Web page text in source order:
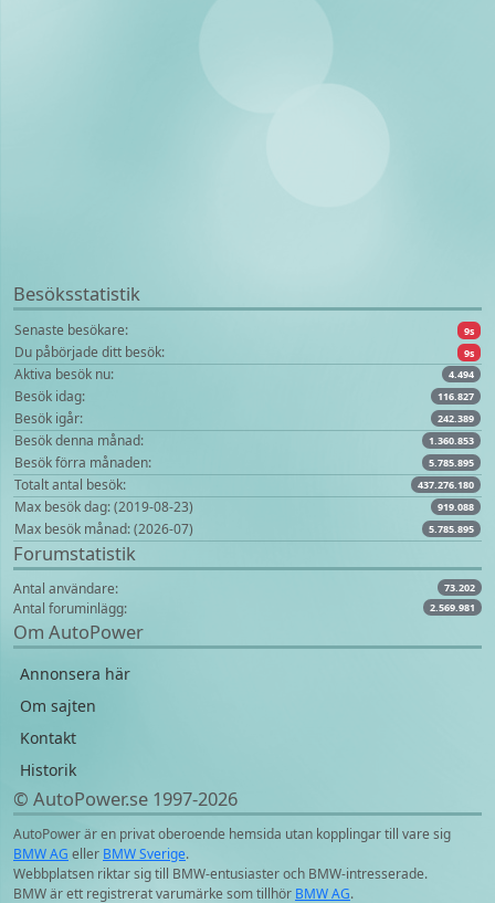
Besöksstatistik
Senaste besökare: 9s
Du påbörjade ditt besök: 9s
Aktiva besök nu: 4.494
Besök idag: 116.827
Besök igår: 242.389
Besök denna månad: 1.360.853
Besök förra månaden: 5.785.895
Totalt antal besök: 437.276.180
Max besök dag: (2019-08-23) 919.088
Max besök månad: (2026-07) 5.785.895
Forumstatistik
Antal användare: 73.202
Antal foruminlägg: 2.569.981
Om AutoPower
Annonsera här
Om sajten
Kontakt
Historik
© AutoPower.se 1997‑2026
AutoPower är en privat oberoende hemsida utan kopplingar till vare sig
BMW AG eller BMW Sverige.
Webbplatsen riktar sig till BMW-entusiaster och BMW-intresserade.
BMW är ett registrerat varumärke som tillhör BMW AG.